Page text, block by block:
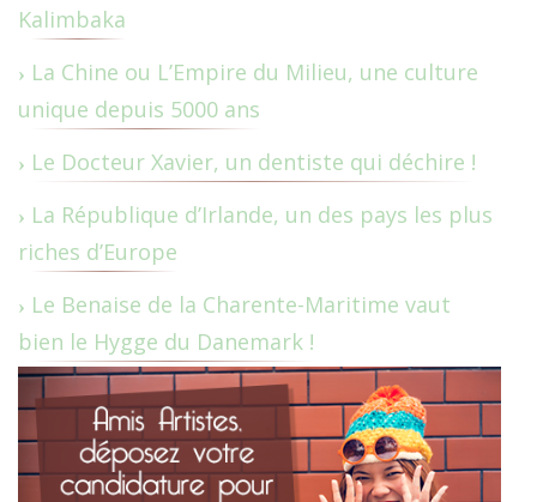
Kalimbaka
La Chine ou L’Empire du Milieu, une culture
unique depuis 5000 ans
Le Docteur Xavier, un dentiste qui déchire !
La République d’Irlande, un des pays les plus
riches d’Europe
Le Benaise de la Charente-Maritime vaut
bien le Hygge du Danemark !